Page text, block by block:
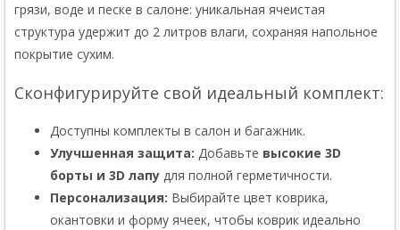
грязи, воде и песке в салоне: уникальная ячеистая
структура удержит до 2 литров влаги, сохраняя напольное
покрытие сухим.
Сконфигурируйте свой идеальный комплект:
Доступны комплекты в салон и багажник.
Улучшенная защита: Добавьте высокие 3D
борты и 3D лапу для полной герметичности.
Персонализация: Выбирайте цвет коврика,
окантовки и форму ячеек, чтобы коврик идеально